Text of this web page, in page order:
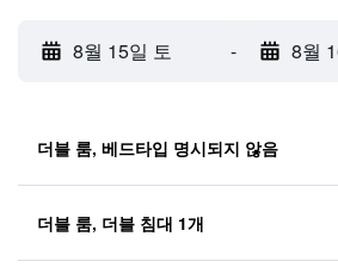
8월 15일 토 - 8월
더블 룸, 베드타입 명시되지 않음
더블 룸, 더블 침대 1개